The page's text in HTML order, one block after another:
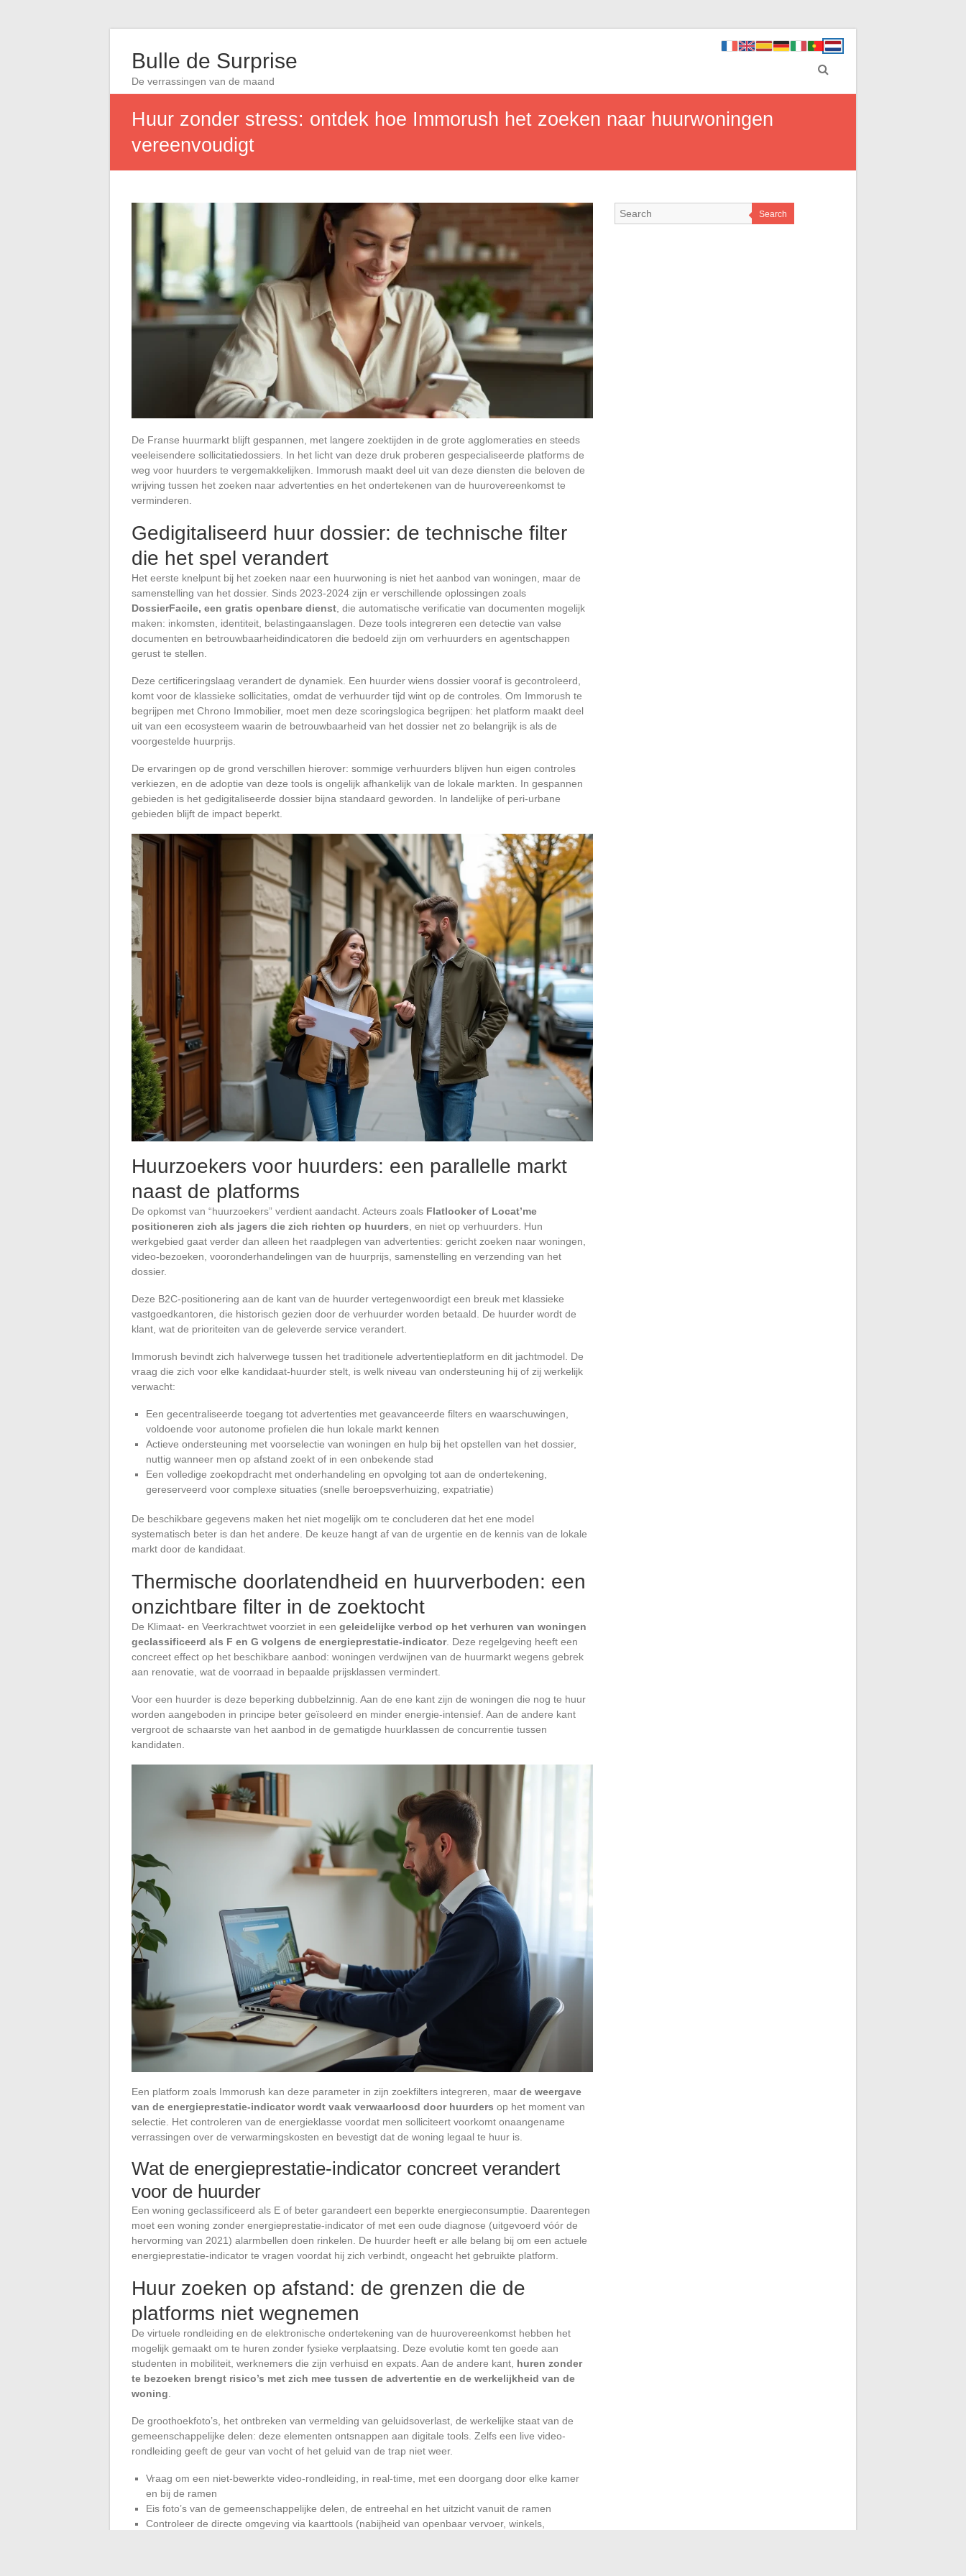
Bulle de Surprise
De verrassingen van de maand
Huur zonder stress: ontdek hoe Immorush het zoeken naar huurwoningen
vereenvoudigt
De Franse huurmarkt blijft gespannen, met langere zoektijden in de grote agglomeraties en steeds
veeleisendere sollicitatiedossiers. In het licht van deze druk proberen gespecialiseerde platforms de
weg voor huurders te vergemakkelijken. Immorush maakt deel uit van deze diensten die beloven de
wrijving tussen het zoeken naar advertenties en het ondertekenen van de huurovereenkomst te
verminderen.
Gedigitaliseerd huur dossier: de technische filter
die het spel verandert
Het eerste knelpunt bij het zoeken naar een huurwoning is niet het aanbod van woningen, maar de
samenstelling van het dossier. Sinds 2023-2024 zijn er verschillende oplossingen zoals
DossierFacile, een gratis openbare dienst , die automatische verificatie van documenten mogelijk
maken: inkomsten, identiteit, belastingaanslagen. Deze tools integreren een detectie van valse
documenten en betrouwbaarheidindicatoren die bedoeld zijn om verhuurders en agentschappen
gerust te stellen.
Deze certificeringslaag verandert de dynamiek. Een huurder wiens dossier vooraf is gecontroleerd,
komt voor de klassieke sollicitaties, omdat de verhuurder tijd wint op de controles. Om Immorush te
begrijpen met Chrono Immobilier, moet men deze scoringslogica begrijpen: het platform maakt deel
uit van een ecosysteem waarin de betrouwbaarheid van het dossier net zo belangrijk is als de
voorgestelde huurprijs.
De ervaringen op de grond verschillen hierover: sommige verhuurders blijven hun eigen controles
verkiezen, en de adoptie van deze tools is ongelijk afhankelijk van de lokale markten. In gespannen
gebieden is het gedigitaliseerde dossier bijna standaard geworden. In landelijke of peri-urbane
gebieden blijft de impact beperkt.
Huurzoekers voor huurders: een parallelle markt
naast de platforms
De opkomst van “huurzoekers” verdient aandacht. Acteurs zoals Flatlooker of Locat’me
positioneren zich als jagers die zich richten op huurders , en niet op verhuurders. Hun
werkgebied gaat verder dan alleen het raadplegen van advertenties: gericht zoeken naar woningen,
video-bezoeken, vooronderhandelingen van de huurprijs, samenstelling en verzending van het
dossier.
Deze B2C-positionering aan de kant van de huurder vertegenwoordigt een breuk met klassieke
vastgoedkantoren, die historisch gezien door de verhuurder worden betaald. De huurder wordt de
klant, wat de prioriteiten van de geleverde service verandert.
Immorush bevindt zich halverwege tussen het traditionele advertentieplatform en dit jachtmodel. De
vraag die zich voor elke kandidaat-huurder stelt, is welk niveau van ondersteuning hij of zij werkelijk
verwacht:
Een gecentraliseerde toegang tot advertenties met geavanceerde filters en waarschuwingen,
voldoende voor autonome profielen die hun lokale markt kennen
Actieve ondersteuning met voorselectie van woningen en hulp bij het opstellen van het dossier,
nuttig wanneer men op afstand zoekt of in een onbekende stad
Een volledige zoekopdracht met onderhandeling en opvolging tot aan de ondertekening,
gereserveerd voor complexe situaties (snelle beroepsverhuizing, expatriatie)
De beschikbare gegevens maken het niet mogelijk om te concluderen dat het ene model
systematisch beter is dan het andere. De keuze hangt af van de urgentie en de kennis van de lokale
markt door de kandidaat.
Thermische doorlatendheid en huurverboden: een
onzichtbare filter in de zoektocht
De Klimaat- en Veerkrachtwet voorziet in een geleidelijke verbod op het verhuren van woningen
geclassificeerd als F en G volgens de energieprestatie-indicator. Deze regelgeving heeft een
concreet effect op het beschikbare aanbod: woningen verdwijnen van de huurmarkt wegens gebrek
aan renovatie, wat de voorraad in bepaalde prijsklassen vermindert.
Voor een huurder is deze beperking dubbelzinnig. Aan de ene kant zijn de woningen die nog te huur
worden aangeboden in principe beter geïsoleerd en minder energie-intensief. Aan de andere kant
vergroot de schaarste van het aanbod in de gematigde huurklassen de concurrentie tussen
kandidaten.
Een platform zoals Immorush kan deze parameter in zijn zoekfilters integreren, maar de weergave
van de energieprestatie-indicator wordt vaak verwaarloosd door huurders op het moment van
selectie. Het controleren van de energieklasse voordat men solliciteert voorkomt onaangename
verrassingen over de verwarmingskosten en bevestigt dat de woning legaal te huur is.
Wat de energieprestatie-indicator concreet verandert
voor de huurder
Een woning geclassificeerd als E of beter garandeert een beperkte energieconsumptie. Daarentegen
moet een woning zonder energieprestatie-indicator of met een oude diagnose (uitgevoerd vóór de
hervorming van 2021) alarmbellen doen rinkelen. De huurder heeft er alle belang bij om een actuele
energieprestatie-indicator te vragen voordat hij zich verbindt, ongeacht het gebruikte platform.
Huur zoeken op afstand: de grenzen die de
platforms niet wegnemen
De virtuele rondleiding en de elektronische ondertekening van de huurovereenkomst hebben het
mogelijk gemaakt om te huren zonder fysieke verplaatsing. Deze evolutie komt ten goede aan
studenten in mobiliteit, werknemers die zijn verhuisd en expats. Aan de andere kant, huren zonder
te bezoeken brengt risico’s met zich mee tussen de advertentie en de werkelijkheid van de
woning
De groothoekfoto’s, het ontbreken van vermelding van geluidsoverlast, de werkelijke staat van de
gemeenschappelijke delen: deze elementen ontsnappen aan digitale tools. Zelfs een live video-
rondleiding geeft de geur van vocht of het geluid van de trap niet weer.
Vraag om een niet-bewerkte video-rondleiding, in real-time, met een doorgang door elke kamer
en bij de ramen
Eis foto’s van de gemeenschappelijke delen, de entreehal en het uitzicht vanuit de ramen
Controleer de directe omgeving via kaarttools (nabijheid van openbaar vervoer, winkels,
Search